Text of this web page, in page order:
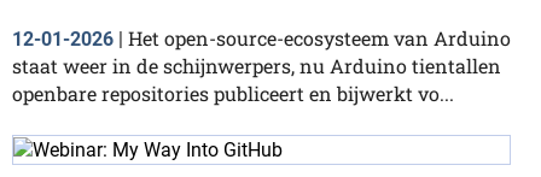
12-01-2026 | Het open-source-ecosysteem van Arduino
staat weer in de schijnwerpers, nu Arduino tientallen
openbare repositories publiceert en bijwerkt vo...